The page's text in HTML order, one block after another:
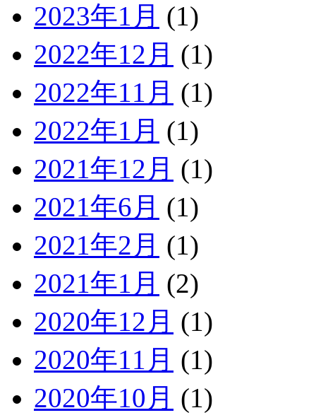
2023年1月 (1)
2022年12月 (1)
2022年11月 (1)
2022年1月 (1)
2021年12月 (1)
2021年6月 (1)
2021年2月 (1)
2021年1月 (2)
2020年12月 (1)
2020年11月 (1)
2020年10月 (1)